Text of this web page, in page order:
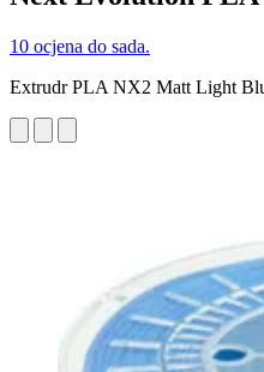
10 ocjena do sada.
Extrudr PLA NX2 Matt Light